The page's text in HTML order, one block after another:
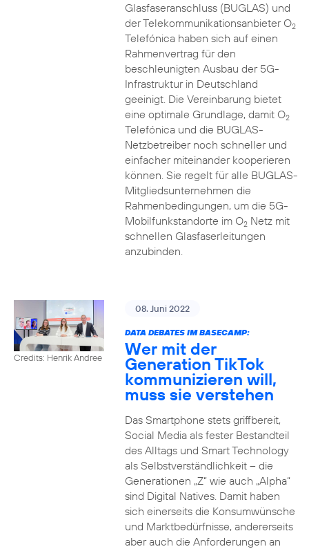
Glasfaseranschluss (BUGLAS) und
der Telekommunikationsanbieter O2
Telefónica haben sich auf einen
Rahmenvertrag für den
beschleunigten Ausbau der 5G-
Infrastruktur in Deutschland
geeinigt. Die Vereinbarung bietet
eine optimale Grundlage, damit O2
Telefónica und die BUGLAS-
Netzbetreiber noch schneller und
einfacher miteinander kooperieren
können. Sie regelt für alle BUGLAS-
Mitgliedsunternehmen die
Rahmenbedingungen, um die 5G-
Mobilfunkstandorte im O2Netz mit
schnellen Glasfaserleitungen
anzubinden.
Credits: Henrik Andree
08. Juni 2022
DATA DEBATES IM BASECAMP:
Wer mit der
Generation TikTok
kommunizieren will,
muss sie verstehen
Das Smartphone stets griffbereit,
Social Media als fester Bestandteil
des Alltags und Smart Technology
als Selbstverständlichkeit – die
Generationen „Z“ wie auch „Alpha“
sind Digital Natives. Damit haben
sich einerseits die Konsumwünsche
und Marktbedürfnisse, andererseits
aber auch die Anforderungen an